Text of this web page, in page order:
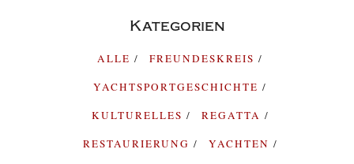
Kategorien
ALLE
FREUNDESKREIS
YACHTSPORTGESCHICHTE
KULTURELLES
REGATTA
RESTAURIERUNG
YACHTEN